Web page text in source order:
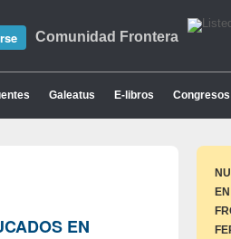
Comunidad Frontera
Galeatus E-libros
EN